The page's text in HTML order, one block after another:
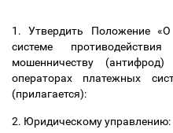
1. Утвердить Положение
системе
мошенничеству
операторах платежных
(прилагается):
2. Юридическому управлению: